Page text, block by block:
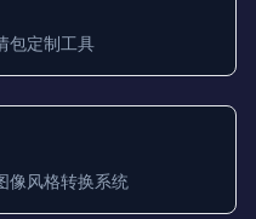
包定制工具
像风格转换系统